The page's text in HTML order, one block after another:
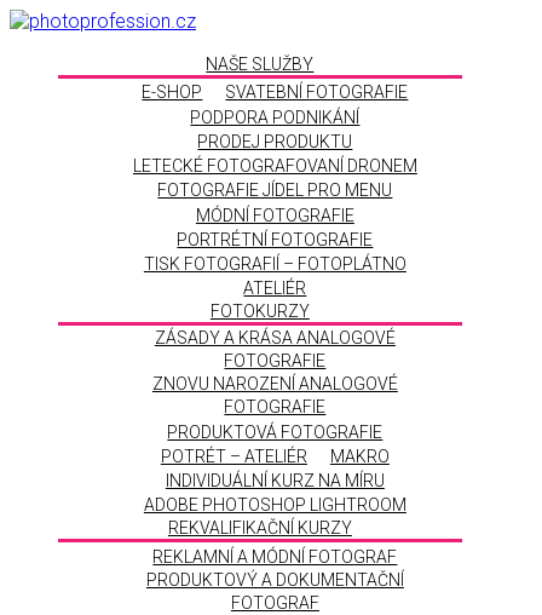
NAŠE SLUŽBY
E-SHOP
SVATEBNÍ FOTOGRAFIE
PODPORA PODNIKÁNÍ
PRODEJ PRODUKTU
LETECKÉ FOTOGRAFOVANÍ DRONEM
FOTOGRAFIE JÍDEL PRO MENU
MÓDNÍ FOTOGRAFIE
PORTRÉTNÍ FOTOGRAFIE
TISK FOTOGRAFIÍ – FOTOPLÁTNO
ATELIÉR
FOTOKURZY
ZÁSADY A KRÁSA ANALOGOVÉ
FOTOGRAFIE
ZNOVU NAROZENÍ ANALOGOVÉ
FOTOGRAFIE
PRODUKTOVÁ FOTOGRAFIE
POTRÉT – ATELIÉR
MAKRO
INDIVIDUÁLNÍ KURZ NA MÍRU
ADOBE PHOTOSHOP LIGHTROOM
REKVALIFIKAČNÍ KURZY
REKLAMNÍ A MÓDNÍ FOTOGRAF
PRODUKTOVÝ A DOKUMENTAČNÍ
FOTOGRAF